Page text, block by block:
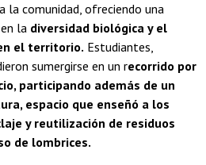
la comunidad, ofreciendo una
la diversidad biológica y el
el territorio. Estudiantes,
sumergirse en un recorrido por
participando además de un
espacio que enseñó a los
y reutilización de residuos
de lombrices.